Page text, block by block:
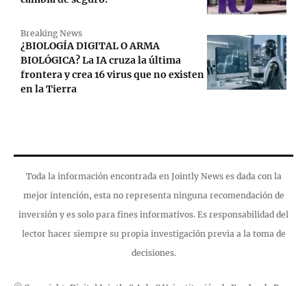
Breaking News
¿BIOLOGÍA DIGITAL O ARMA
BIOLÓGICA? La IA cruza la última
frontera y crea 16 virus que no existen
en la Tierra
Toda la información encontrada en Jointly News es dada con la
mejor intención, esta no representa ninguna recomendación de
inversión y es solo para fines informativos. Es responsabilidad del
lector hacer siempre su propia investigación previa a la toma de
decisiones.